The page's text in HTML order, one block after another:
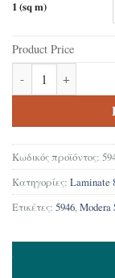
1 (sq m)
Product Price
Δάπεδο Laminate
Κωδικός προϊόντος:
Κατηγορίες: Laminate
Ετικέτες: 5946,Modera